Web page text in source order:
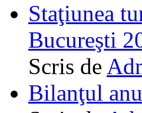
Staţiunea
Bucureşti
Scris de
Bilanţul